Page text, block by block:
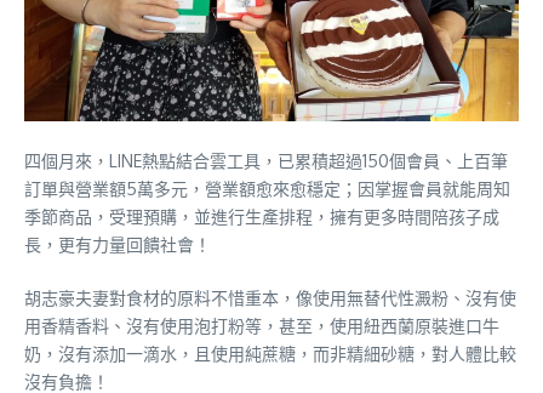
四個月來，LINE熱點結合雲工具，已累積超過150個會員、上百筆
訂單與營業額5萬多元，營業額愈來愈穩定；因掌握會員就能周知
季節商品，受理預購，並進行生產排程，擁有更多時間陪孩子成
長，更有力量回饋社會！
胡志豪夫妻對食材的原料不惜重本，像使用無替代性澱粉、沒有使
用香精香料、沒有使用泡打粉等，甚至，使用紐西蘭原裝進口牛
奶，沒有添加一滴水，且使用純蔗糖，而非精細砂糖，對人體比較
沒有負擔！